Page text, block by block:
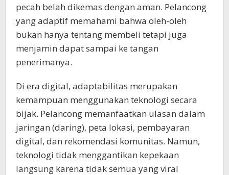
pecah belah dikemas dengan aman. Pelancong
yang adaptif memahami bahwa oleh-oleh
bukan hanya tentang membeli tetapi juga
menjamin dapat sampai ke tangan
penerimanya.
Di era digital, adaptabilitas merupakan
kemampuan menggunakan teknologi secara
bijak. Pelancong memanfaatkan ulasan dalam
jaringan (daring), peta lokasi, pembayaran
digital, dan rekomendasi komunitas. Namun,
teknologi tidak menggantikan kepekaan
langsung karena tidak semua yang viral